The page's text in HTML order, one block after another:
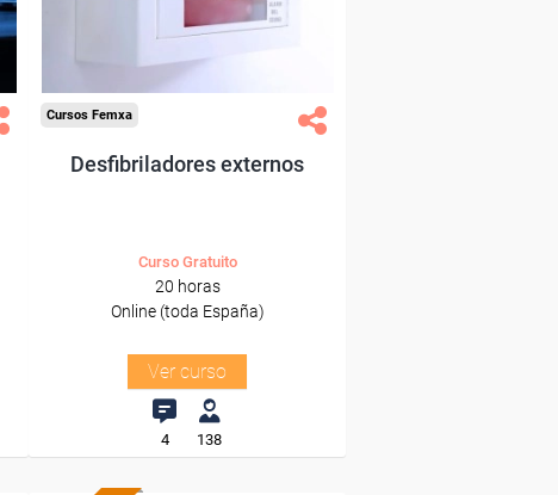
Sector
-Otros Servicios.
Cursos Femxa
Desfibriladores externos
Curso Gratuito
20 horas
Online (toda España)
Ver curso
4 138